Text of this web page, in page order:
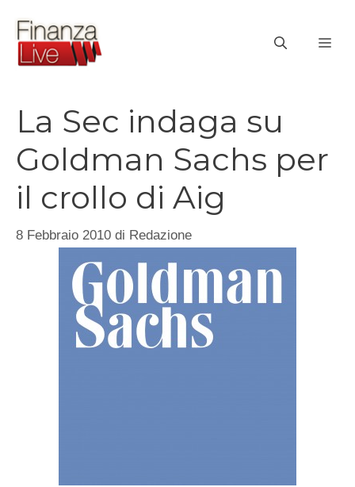
contenuto
La Sec indaga su
Goldman Sachs per
il crollo di Aig
8 Febbraio 2010 di Redazione